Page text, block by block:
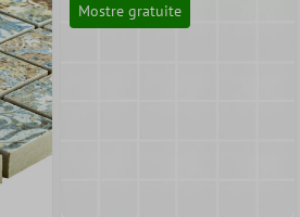
Mostre gratuite